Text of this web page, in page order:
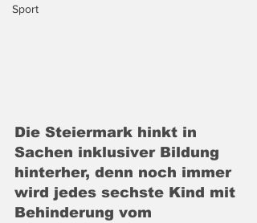
Sport
Die Steiermark hinkt in
Sachen inklusiver Bildung
hinterher, denn noch immer
wird jedes sechste Kind mit
Behinderung vom